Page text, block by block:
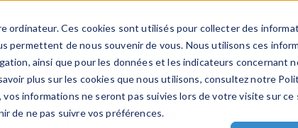
ordinateur. Ces cookies sont utilisés pour collecter des
permettent de nous souvenir de vous. Nous utilisons ces
ainsi que pour les données et les indicateurs concernant
plus sur les cookies que nous utilisons, consultez notre
informations ne seront pas suivies lors de votre visite sur
de ne pas suivre vos préférences.
PRODUITS INDUSTRIES
d'Applications